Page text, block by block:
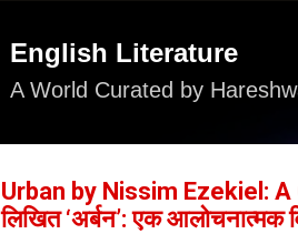
English Literature
A World Curated by
Urban by Nissim Ezekiel: A
लिखित ‘अर्बन’: एक आलोचनात्मक